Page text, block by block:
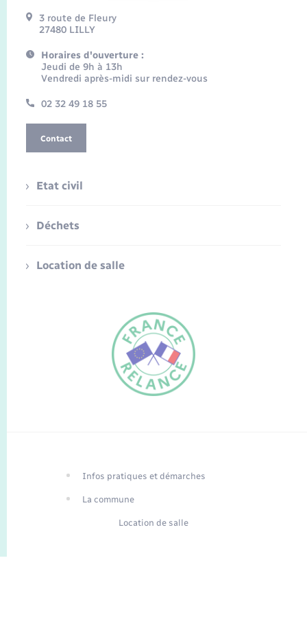
Traduction du
3 route de Fleury
27480 LILLY
Horaires d'ouverture :
Jeudi de 9h à 13h
Vendredi après-midi sur rendez-vous
02 32 49 18 55
Contact
Etat civil
Déchets
Location de salle
Infos pratiques et démarches
La commune
Location de salle